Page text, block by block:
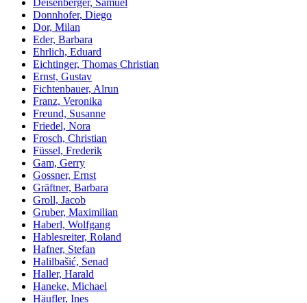
Donnhofer, Diego
Dor, Milan
Eder, Barbara
Ehrlich, Eduard
Eichtinger, Thomas Christian
Ernst, Gustav
Fichtenbauer, Alrun
Franz, Veronika
Freund, Susanne
Friedel, Nora
Frosch, Christian
Füssel, Frederik
Gam, Gerry
Gossner, Ernst
Gräftner, Barbara
Groll, Jacob
Gruber, Maximilian
Haberl, Wolfgang
Hablesreiter, Roland
Hafner, Stefan
Halilbašić, Senad
Haller, Harald
Haneke, Michael
Häufler, Ines